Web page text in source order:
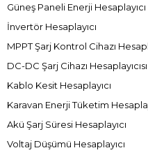
Güneş Paneli Enerji Hesaplayıcı
İnvertör Hesaplayıcı
MPPT Şarj Kontrol Cihazı
DC-DC Şarj Cihazı Hesaplayıcısı
Kablo Kesit Hesaplayıcı
Karavan Enerji Tüketim
Akü Şarj Süresi Hesaplayıcı
Voltaj Düşümü Hesaplayıcı